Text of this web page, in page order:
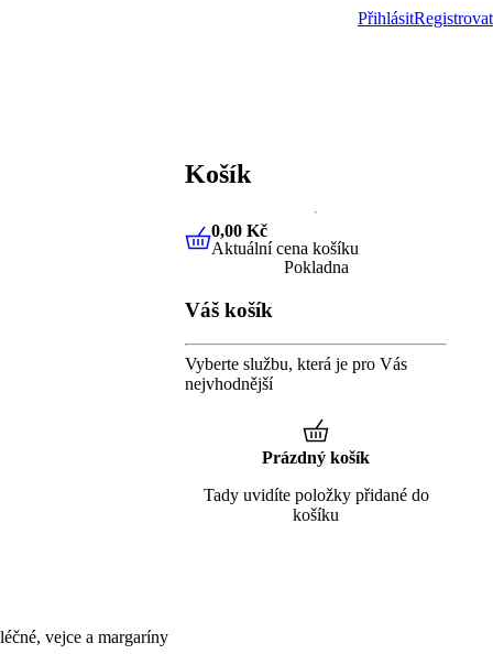
PřihlásitRegistrovat
vejce a margaríny
Košík
0,00 KčAktuální cena košíku
0,00 Kč
Aktuální cena košíku
Pokladna
Váš košík
Vyberte službu, která je pro Vás
nejvhodnější
Prázdný košík
Tady uvidíte položky přidané do
košíku